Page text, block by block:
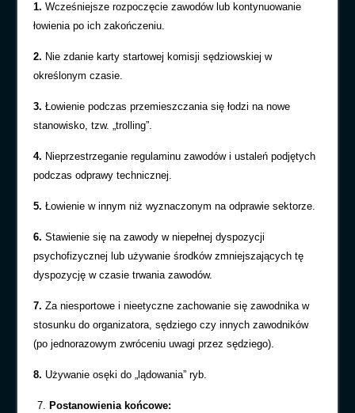
1.Wcześniejsze rozpoczęcie zawodów lub kontynuowanie
łowienia po ich zakończeniu.
2. Nie zdanie karty startowej komisji sędziowskiej w
okreś lonym czasie.
3.Łowienie podczas przemieszczania sięłodzi na nowe
stanowisko, tzw. „trolling”.
4. Nieprzestrzeganie regulaminu zawodów i ustaleńpodjętych
podczas odprawy technicznej.
5. Łowienie w innym niż wyznaczonym na odprawie sektorze.
6. Stawienie sięna zawody w niepełnej dyspozycji
psychofizycznej lub używanieśrodków zmniejszających tę
dyspozycjęw czasie trwania zawodów.
7. Za niesportowe i nieetyczne zachowanie sięzawodnika w
stosunku do organizatora, sędziego czy innych zawodników
(po jednorazowym zwróceniu uwagi przez sędziego).
8. Używanie osęki do „lądowania” ryb.
Postanowienia końcowe: